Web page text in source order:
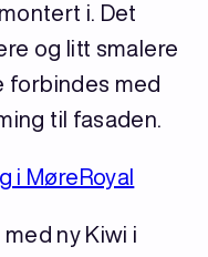
i. Det
og litt smalere
forbindes med
til fasaden.
i MøreRoyal
ny Kiwi i